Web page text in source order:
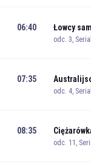
06:40 Łowcy
odc. 3,
07:35
odc. 4,
08:35
odc. 11,